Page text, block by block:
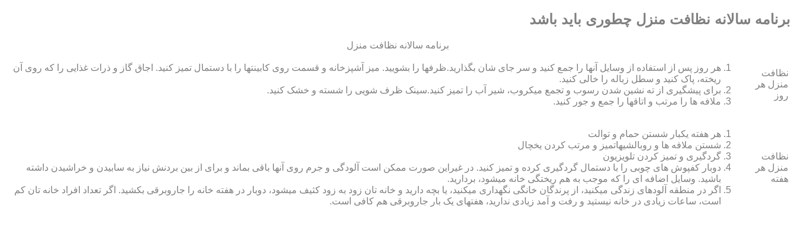
برنامه سالانه نظافت منزل چطوری باید باشد
برنامه سالانه نظافت منزل
نظافت
منزل هر
روز
هر روز پس از استفاده از وسایل آنها را جمع کنید و سر جای شان بگذارید.ظرف‏ها را بشویید. میز آشپزخانه و قسمت روی کابینت‏ها را با دستمال تمیز کنید. اجاق گاز و ذرات غذایی را که روی آن
ریخته، پاک کنید و سطل زباله را خالی کنید.
برای پیشگیری از ته نشین شدن رسوب و تجمع میکروب، شیر آب را تمیز کنید.سینک ظرف شویی را شسته و خشک کنید.
ملافه‏ ها را مرتب و اتاق‏ها را جمع و جور کنید.
نظافت
منزل هر
هفته
هر هفته یکبار شستن حمام و توالت
شستن ملافه‏ ها و روبالشی‎هاتمیز و مرتب کردن یخچال
گردگیری و تمیز کردن تلویزیون
دوبار کفپوش‏ های چوبی را با دستمال گردگیری کرده و تمیز کنید. در غیراین صورت ممکن است آلودگی و جرم روی آنها باقی بماند و برای از بین بردنش نیاز به سابیدن و خراشیدن داشته
باشید. وسایل اضافه ای را که موجب به هم ریختگی خانه می‏شود، بردارید.
اگر در منطقه آلوده‏ای زندگی می‏کنید، از پرندگان خانگی نگهداری می‏کنید، یا بچه دارید و خانه‏ تان زود به زود کثیف می‏شود، دوبار در هفته خانه را جاروبرقی بکشید. اگر تعداد افراد خانه ‏تان کم
است، ساعات زیادی در خانه نیستید و رفت و آمد زیادی ندارید، هفته‏ای یک بار جاروبرقی هم کافی است.